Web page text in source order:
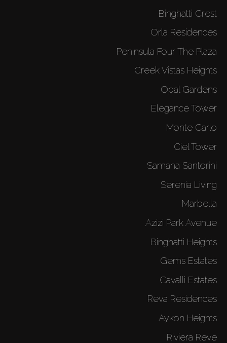
Binghatti Crest
Orla Residences
Peninsula Four The Plaza
Creek Vistas Heights
Opal Gardens
Elegance Tower
Monte Carlo
Ciel Tower
Samana Santorini
Serenia Living
Marbella
Azizi Park Avenue
Binghatti Heights
Gems Estates
Cavalli Estates
Reva Residences
Aykon Heights
Riviera Reve